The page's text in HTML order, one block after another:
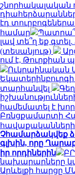
շնորհակալական
էդ
համար
լավ տե՞ղ եք
(տեսանյութ)
ում է, Թուրքիան
Ուկրաինական
Եկատերինբուրգի
տարհանվել
համեմատել է
Բռնցքամարտի
հավաքականների
Չհամարձակվեք
գլխին, որը
իր որդիներին
նախարարները
Արևելքի հարցը